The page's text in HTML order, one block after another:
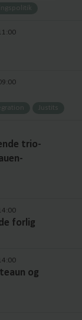
Justits
trio-
forlig
og